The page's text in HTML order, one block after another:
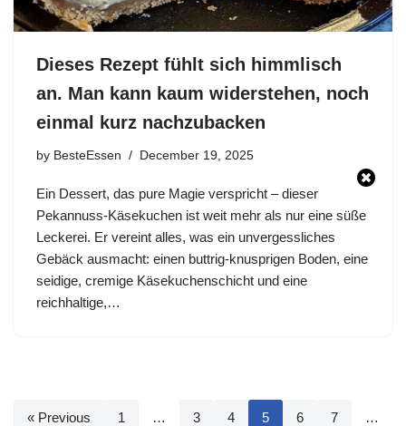
Dieses Rezept fühlt sich himmlisch
an. Man kann kaum widerstehen, noch
einmal kurz nachzubacken
by BesteEssen December 19, 2025
Ein Dessert, das pure Magie verspricht – dieser
Pekannuss-Käsekuchen ist weit mehr als nur eine süße
Leckerei. Er vereint alles, was ein unvergessliches
Gebäck ausmacht: einen buttrig-knusprigen Boden, eine
seidige, cremige Käsekuchenschicht und eine
reichhaltige,…
« Previous 1 … 3 4 5 6 7 …